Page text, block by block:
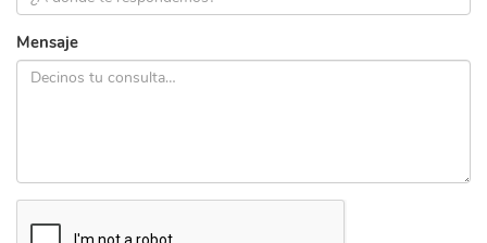
Mensaje